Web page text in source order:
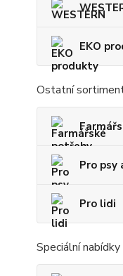
EKO
Ostatní
Pro psy
Pro lidi
Speciální nabídky